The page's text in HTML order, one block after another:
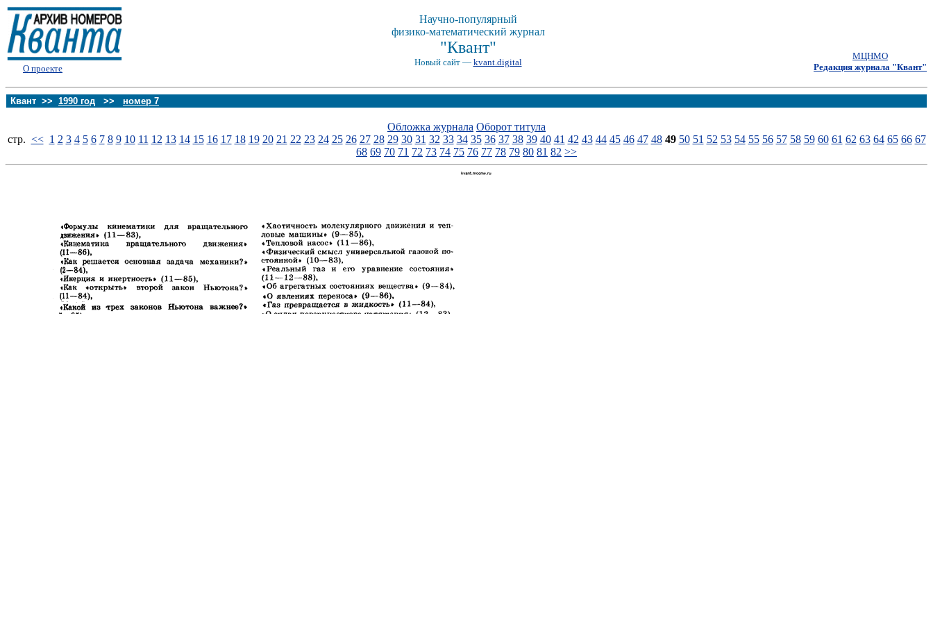
О проекте
Научно-популярный
физико-математический журнал
"Квант"
Новый сайт — kvant.digital
МЦНМО
Редакция журнала "Квант"
Квант >> 1990 год >> номер 7
Обложка журнала Оборот титула
стp. << 1 2 3 4 5 6 7 8 9 10 11 12 13 14 15 16 17 18 19 20 21 22 23 24 25 26 27 28 29 30 31 32 33 34 35 36 37 38 39 40 41 42 43 44 45 46 47 48 49 50 51 52 53 54 55 56 57 58 59 60 61 62 63 64 65 66 67
68 69 70 71 72 73 74 75 76 77 78 79 80 81 82 >>